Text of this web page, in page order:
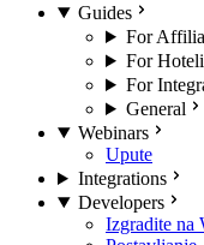
Guides
For
For
For
General
Webinars
Upute
Integrations
Developers
Izgradite na